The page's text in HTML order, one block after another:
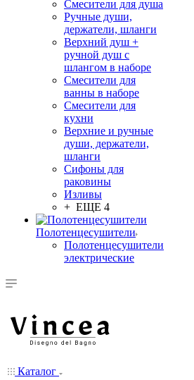
Смесители для душа
Ручные души,
держатели, шланги
Верхний душ +
ручной душ с
шлангом в наборе
Смесители для
ванны в наборе
Смесители для
кухни
Верхние и ручные
души, держатели,
шланги
Сифоны для
раковины
Изливы
+ ЕЩЕ 4
Полотенцесушители
Полотенцесушители
электрические
Каталог